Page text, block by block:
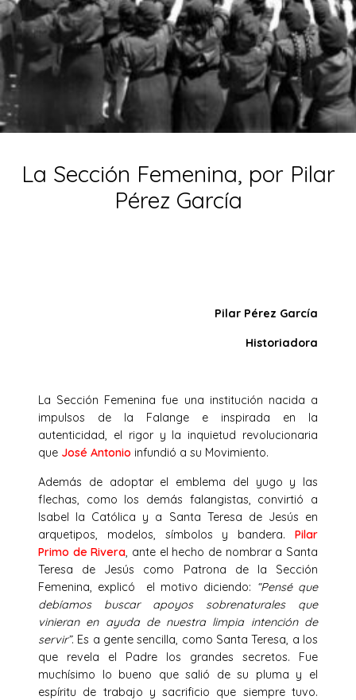
La Sección Femenina, por Pilar
Pérez García
Pilar Pérez García
Historiadora
La Sección Femenina fue una institución nacida a
impulsos de la Falange e inspirada en la
autenticidad, el rigor y la inquietud revolucionaria
que José Antonio infundió a su Movimiento.
Además de adoptar el emblema del yugo y las
flechas, como los demás falangistas, convirtió a
Isabel la Católica y a Santa Teresa de Jesús en
arquetipos, modelos, símbolos y bandera. Pilar
Primo de Rivera , ante el hecho de nombrar a Santa
Teresa de Jesús como Patrona de la Sección
Femenina, explicó el motivo diciendo: “Pensé que
debíamos buscar apoyos sobrenaturales que
vinieran en ayuda de nuestra limpia intención de
servir”. Es a gente sencilla, como Santa Teresa, a los
que revela el Padre los grandes secretos. Fue
muchísimo lo bueno que salió de su pluma y el
espíritu de trabajo y sacrificio que siempre tuvo.